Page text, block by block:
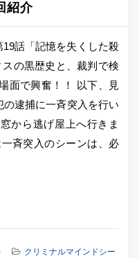
紹介
話「記憶を失くした殺
の黒歴史と、裁判で検
面で興奮！！ 以下、見
逮捕に一斉突入を行い
から逃げ屋上へ行きま
斉突入のシーンは、必
クリミナルマインドシー